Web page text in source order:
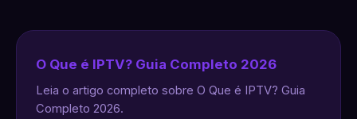
O Que é IPTV? Guia Completo 2026
Leia o artigo completo sobre O Que é IPTV? Guia
Completo 2026.